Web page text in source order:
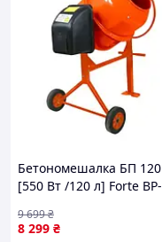
Бетономешалка БП 120
[550 Вт /120 л] Forte BP-
8 299 ₴
9 699₴